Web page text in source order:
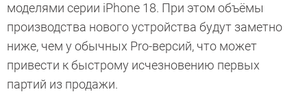
моделями серии iPhone 18. При этом объёмы
производства нового устройства будут заметно
ниже, чем у обычных Pro-версий, что может
привести к быстрому исчезновению первых
партий из продажи.